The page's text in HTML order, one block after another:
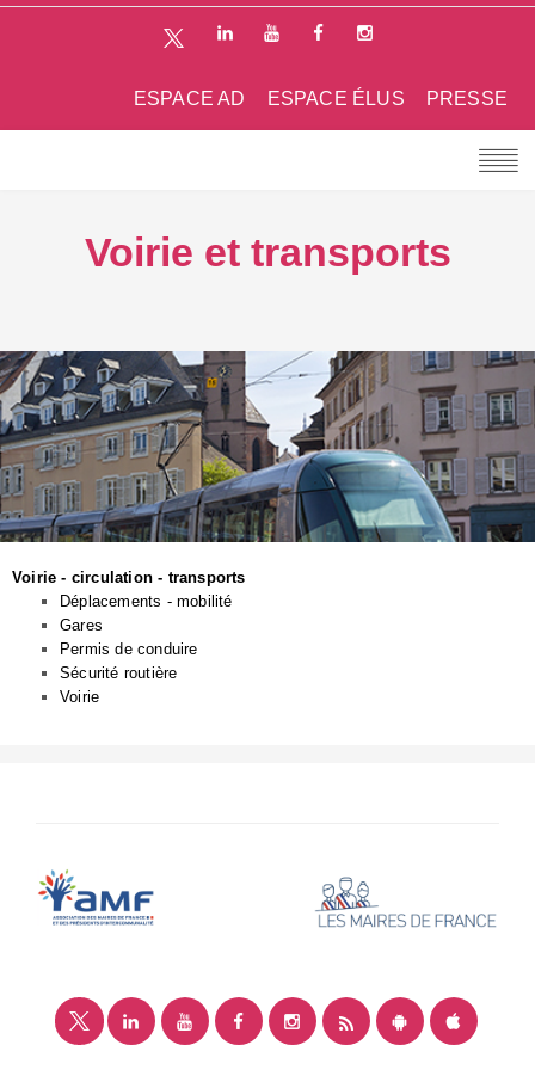
PRESSE
ESPACE ÉLUS
ESPACE AD
Voirie et transports
Voirie - circulation - transports
Déplacements - mobilité
Gares
Permis de conduire
Sécurité routière
Voirie